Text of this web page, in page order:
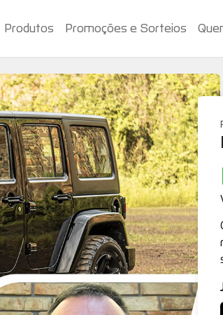
Produtos Promoções e Sorteios